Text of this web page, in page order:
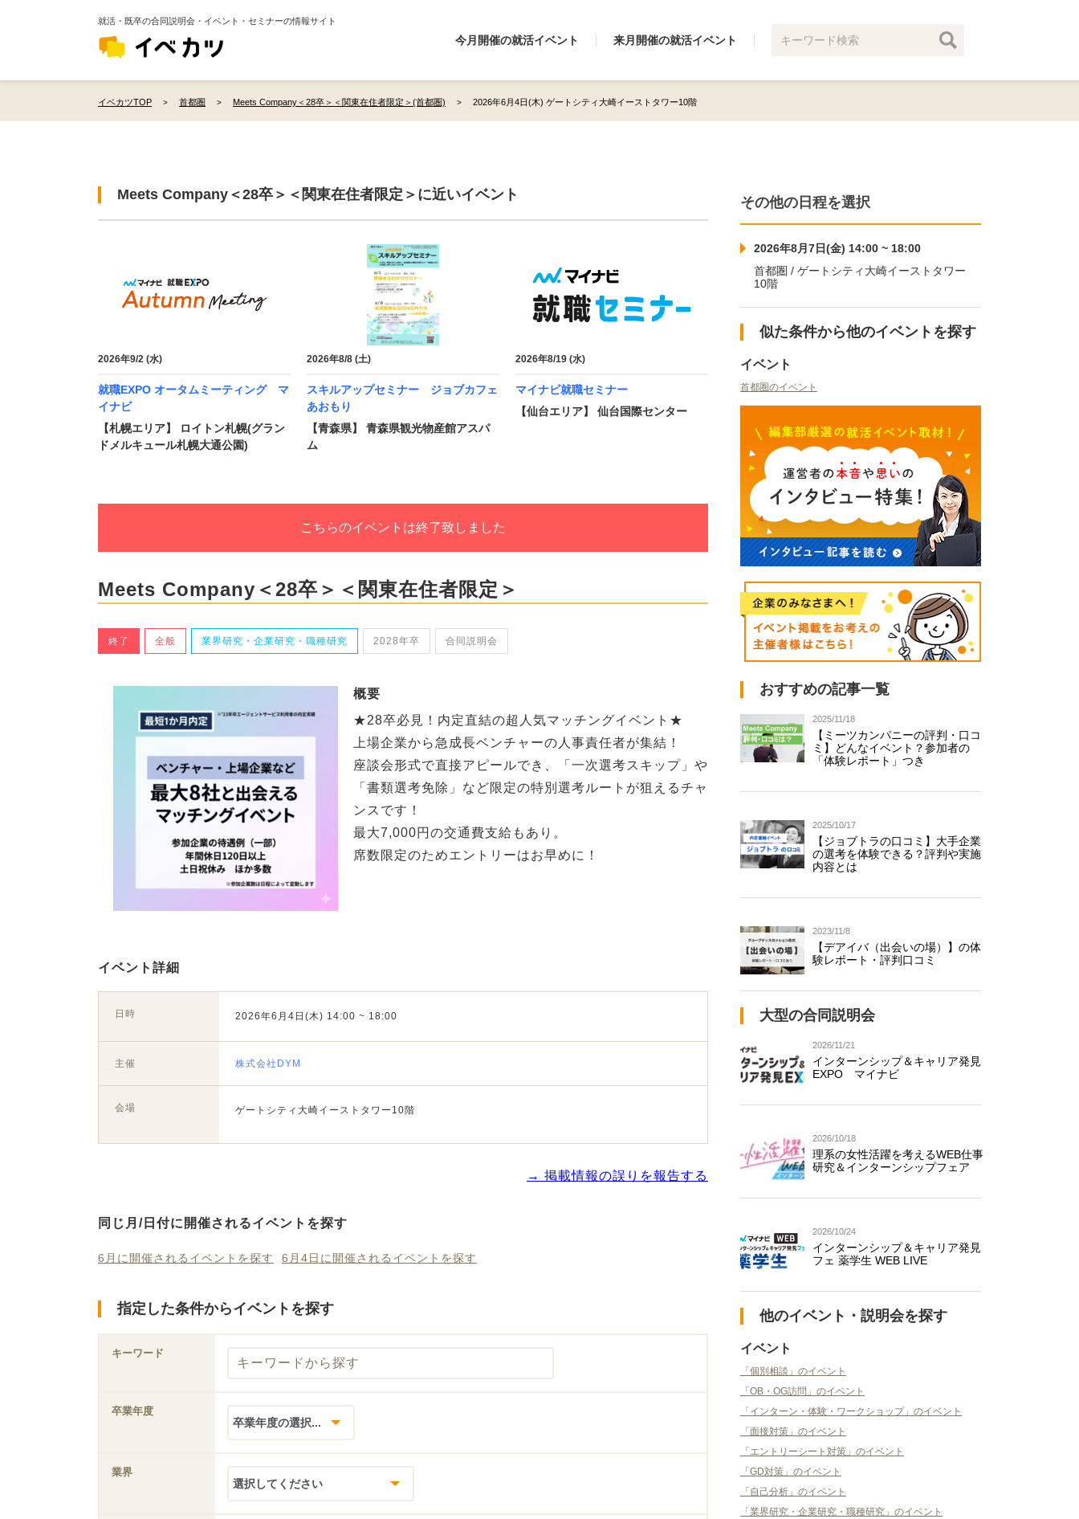
就活・既卒の合同説明会・イベント・セミナーの情報サイト
今月開催の就活イベント 来月開催の就活イベント
イベカツTOP 首都圏 Meets Company＜28卒＞＜関東在住者限定＞(首都圏) 2026年6月4日(木) ゲートシティ大崎イーストタワー10階
Meets Company＜28卒＞＜関東在住者限定＞に近いイベント
2026年9/2 (水)
就職EXPO オータムミーティング マ
イナビ
【札幌エリア】 ロイトン札幌(グラン
ドメルキュール札幌大通公園)
2026年8/8 (土)
スキルアップセミナー ジョブカフェ
あおもり
【青森県】 青森県観光物産館アスパ
ム
2026年8/19 (水)
マイナビ就職セミナー
【仙台エリア】 仙台国際センター
こちらのイベントは終了致しました
Meets Company＜28卒＞＜関東在住者限定＞
終了 全般 業界研究・企業研究・職種研究 2028年卒 合同説明会
概要
★28卒必見！内定直結の超人気マッチングイベント★
上場企業から急成長ベンチャーの人事責任者が集結！
座談会形式で直接アピールでき、「一次選考スキップ」や
「書類選考免除」など限定の特別選考ルートが狙えるチャ
ンスです！
最大7,000円の交通費支給もあり。
席数限定のためエントリーはお早めに！
イベント詳細
日時 2026年6月4日(木) 14:00 ~ 18:00
主催 株式会社DYM
会場 ゲートシティ大崎イーストタワー10階
→ 掲載情報の誤りを報告する
同じ月/日付に開催されるイベントを探す
6月に開催されるイベントを探す 6月4日に開催されるイベントを探す
指定した条件からイベントを探す
キーワード
卒業年度
業界
その他の日程を選択
2026年8月7日(金) 14:00 ~ 18:00
首都圏 / ゲートシティ大崎イーストタワー
10階
似た条件から他のイベントを探す
イベント
首都圏のイベント
おすすめの記事一覧
2025/11/18
【ミーツカンパニーの評判・口コ
ミ】どんなイベント？参加者の
「体験レポート」つき
2025/10/17
【ジョブトラの口コミ】大手企業
の選考を体験できる？評判や実施
内容とは
2023/11/8
【デアイバ（出会いの場）】の体
験レポート・評判口コミ
大型の合同説明会
2026/11/21
インターンシップ＆キャリア発見
EXPO マイナビ
2026/10/18
理系の女性活躍を考えるWEB仕事
研究＆インターンシップフェア
2026/10/24
インターンシップ＆キャリア発見
フェ 薬学生 WEB LIVE
他のイベント・説明会を探す
イベント
「個別相談」のイベント
「OB・OG訪問」のイベント
「インターン・体験・ワークショップ」のイベント
「面接対策」のイベント
「エントリーシート対策」のイベント
「GD対策」のイベント
「自己分析」のイベント
「業界研究・企業研究・職種研究」のイベント